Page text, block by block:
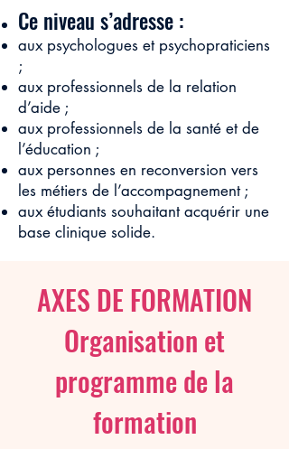
Ce niveau s’adresse :
aux psychologues et psychopraticiens
;
aux professionnels de la relation
d’aide ;
aux professionnels de la santé et de
l’éducation ;
aux personnes en reconversion vers
les métiers de l’accompagnement ;
aux étudiants souhaitant acquérir une
base clinique solide.
AXES DE FORMATION
Organisation et
programme de la
formation